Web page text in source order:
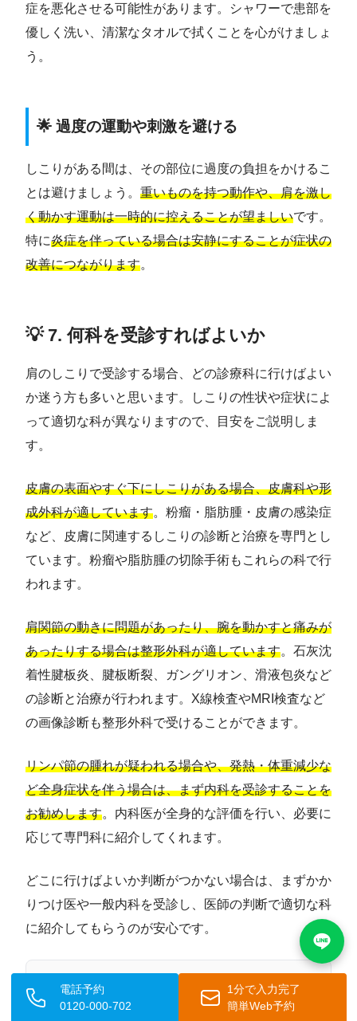
症を悪化させる可能性があります。シャワーで患部を
優しく洗い、清潔なタオルで拭くことを心がけましょ
う。
🌟 過度の運動や刺激を避ける
しこりがある間は、その部位に過度の負担をかけるこ
とは避けましょう。 重いものを持つ動作や、肩を激し
く動かす運動は一時的に控えることが望ましいです。
特に炎症を伴っている場合は安静にすることが症状の
改善につながります。
💡 7. 何科を受診すればよいか
肩のしこりで受診する場合、どの診療科に行けばよい
か迷う方も多いと思います。しこりの性状や症状によ
って適切な科が異なりますので、目安をご説明しま
す。
皮膚の表面やすぐ下にしこりがある場合、皮膚科や形
成外科が適しています。粉瘤・脂肪腫・皮膚の感染症
など、皮膚に関連するしこりの診断と治療を専門とし
ています。粉瘤や脂肪腫の切除手術もこれらの科で行
われます。
肩関節の動きに問題があったり、腕を動かすと痛みが
あったりする場合は整形外科が適しています。石灰沈
着性腱板炎、腱板断裂、ガングリオン、滑液包炎など
の診断と治療が行われます。X線検査やMRI検査など
の画像診断も整形外科で受けることができます。
リンパ節の腫れが疑われる場合や、発熱・体重減少な
ど全身症状を伴う場合は、まず内科を受診することを
お勧めします。内科医が全身的な評価を行い、必要に
応じて専門科に紹介してくれます。
どこに行けばよいか判断がつかない場合は、まずかか
りつけ医や一般内科を受診し、医師の判断で適切な科
に紹介してもらうのが安心です。
Q. 肩のしこりに対して自宅でできるケアは何で
すか？
電話予約
0120-000-702
1分で入力完了
簡単Web予約